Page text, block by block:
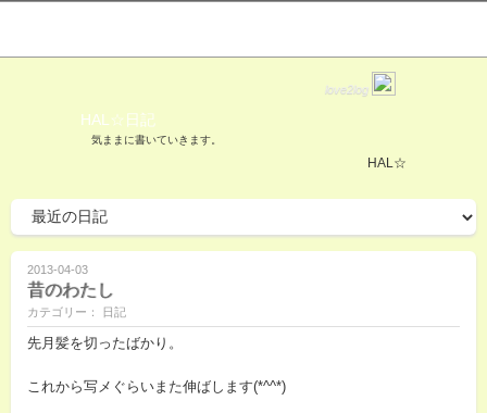
love2log
HAL☆日記
気ままに書いていきます。
HAL☆
2013-04-03
昔のわたし
カテゴリー： 日記
先月髪を切ったばかり。
これから写メぐらいまた伸ばします(*^^*)